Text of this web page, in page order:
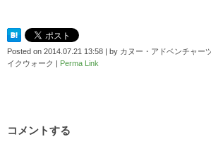
Posted on 2014.07.21 13:58 by カヌー・アドベンチャー
イクウォーク
Perma Link
コメントする